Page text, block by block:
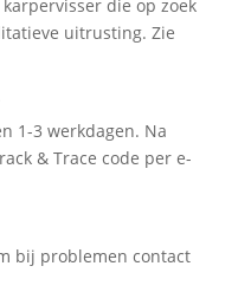
die op zoek
uitrusting. Zie
1-3 werkdagen. Na
& Trace code per e-
bij problemen contact